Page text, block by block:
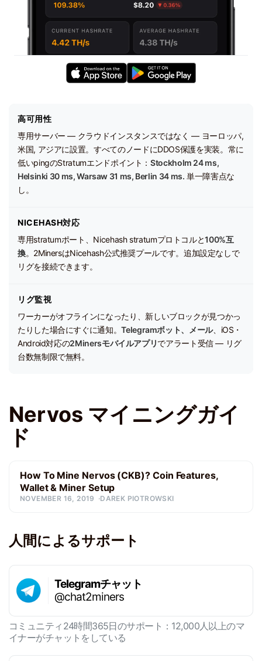
高可用性
専用サーバー — クラウドインスタンスではなく — ヨーロッパ,
米国, アジアに設置。すべてのノードにDDOS保護を実装。常に
低いpingのStratumエンドポイント：Stockholm 24 ms,
Helsinki 30 ms, Warsaw 31 ms, Berlin 34 ms. 単一障害点な
し。
NICEHASH対応
専用stratumポート、Nicehash stratumプロトコルと100%互
換。2MinersはNicehash公式推奨プールです。追加設定なしで
リグを接続できます。
リグ監視
ワーカーがオフラインになったり、新しいブロックが見つかっ
たりした場合にすぐに通知。Telegramボット、メール、iOS・
Android対応の2Minersモバイルアプリでアラート受信 — リグ
台数無制限で無料。
Nervos マイニングガイ
ド
How To Mine Nervos (CKB)? Coin Features,
Wallet & Miner Setup
NOVEMBER 16, 2019 DAREK PIOTROWSKI
人間によるサポート
Telegramチャット
@chat2miners
コミュニティ24時間365日のサポート：12,000人以上のマ
イナーがチャットをしている